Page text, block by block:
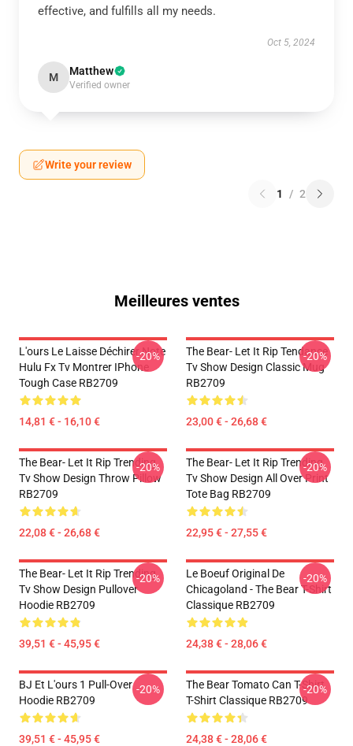
effective, and fulfills all my needs.
Oct 5, 2024
M Matthew
Verified owner
Write your review
1 / 2
Meilleures ventes
L'ours Le Laisse Déchirer Note
Hulu Fx Tv Montrer IPhone
Tough Case RB2709
14,81 € - 16,10 €
-20%
The Bear- Let It Rip Tendance
Tv Show Design Classic Mug
RB2709
23,00 € - 26,68 €
-20%
The Bear- Let It Rip Trending
Tv Show Design Throw Pillow
RB2709
22,08 € - 26,68 €
-20%
The Bear- Let It Rip Trending
Tv Show Design All Over Print
Tote Bag RB2709
22,95 € - 27,55 €
-20%
The Bear- Let It Rip Trending
Tv Show Design Pullover
Hoodie RB2709
39,51 € - 45,95 €
-20%
Le Boeuf Original De
Chicagoland - The Bear T-Shirt
Classique RB2709
24,38 € - 28,06 €
-20%
BJ Et L'ours 1 Pull-Over
Hoodie RB2709
39,51 € - 45,95 €
-20%
The Bear Tomato Can T-Shirt
T-Shirt Classique RB2709
24,38 € - 28,06 €
-20%